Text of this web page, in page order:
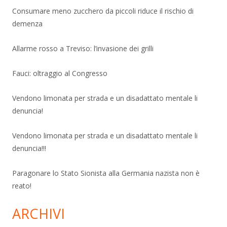
Consumare meno zucchero da piccoli riduce il rischio di
demenza
Allarme rosso a Treviso: l’invasione dei grilli
Fauci: oltraggio al Congresso
Vendono limonata per strada e un disadattato mentale li
denuncia!
Vendono limonata per strada e un disadattato mentale li
denuncia!!!
Paragonare lo Stato Sionista alla Germania nazista non è
reato!
ARCHIVI